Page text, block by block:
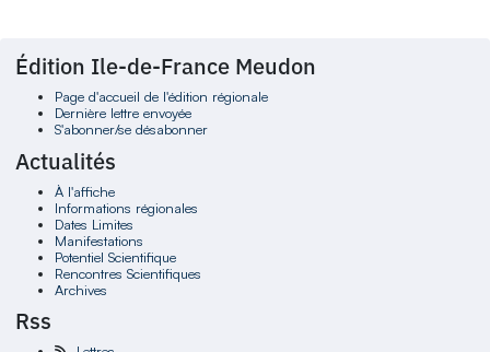
Édition Ile-de-France Meudon
Page d'accueil de l'édition régionale
Dernière lettre envoyée
S'abonner/se désabonner
Actualités
À l'affiche
Informations régionales
Dates Limites
Manifestations
Potentiel Scientifique
Rencontres Scientifiques
Archives
Rss